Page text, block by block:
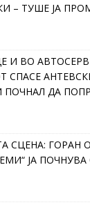
– ТУШЕ ЈА
И ВО
СПАСЕ
ПОЧНАЛ ДА
СЦЕНА: ГОРАН
ЈА